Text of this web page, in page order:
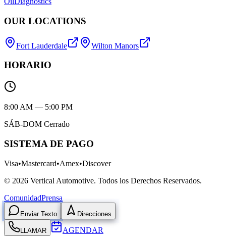
OUR LOCATIONS
Fort Lauderdale Wilton Manors
HORARIO
8:00 AM — 5:00 PM
SÁB-DOM Cerrado
SISTEMA DE PAGO
Visa•Mastercard•Amex•Discover
© 2026 Vertical Automotive. Todos los Derechos Reservados.
ComunidadPrensa
Enviar Texto Direcciones
LLAMAR AGENDAR